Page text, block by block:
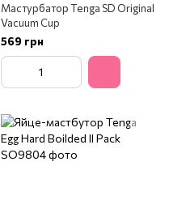
Мастурбатор Tenga SD Original
Vacuum Cup
569 грн